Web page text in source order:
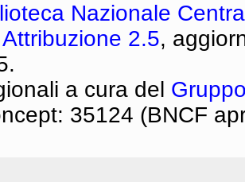
Nazionale
2.5,
a cura del
35124 (BNCF